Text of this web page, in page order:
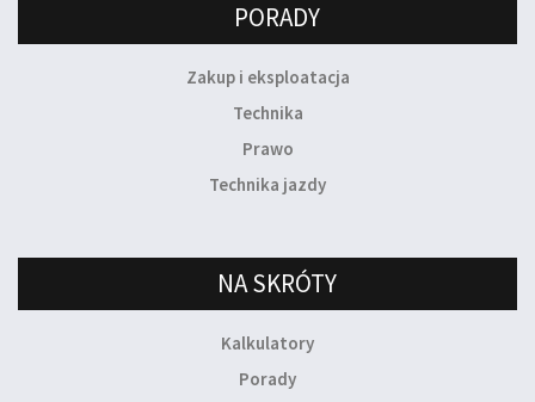
PORADY
Zakup i eksploatacja
Technika
Prawo
Technika jazdy
NA SKRÓTY
Kalkulatory
Porady